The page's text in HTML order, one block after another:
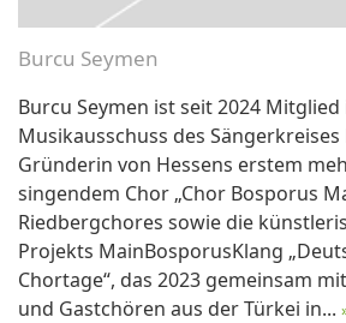
Burcu Seymen
Burcu Seymen ist seit 2024 Mitglied
Musikausschuss des
Gründerin von Hessens erstem
singendem Chor „Chor Bosporus
Riedbergchores sowie die
Projekts MainBosporusKlang
Chortage“, das 2023 gemeinsam
und Gastchören aus der Türkei in...